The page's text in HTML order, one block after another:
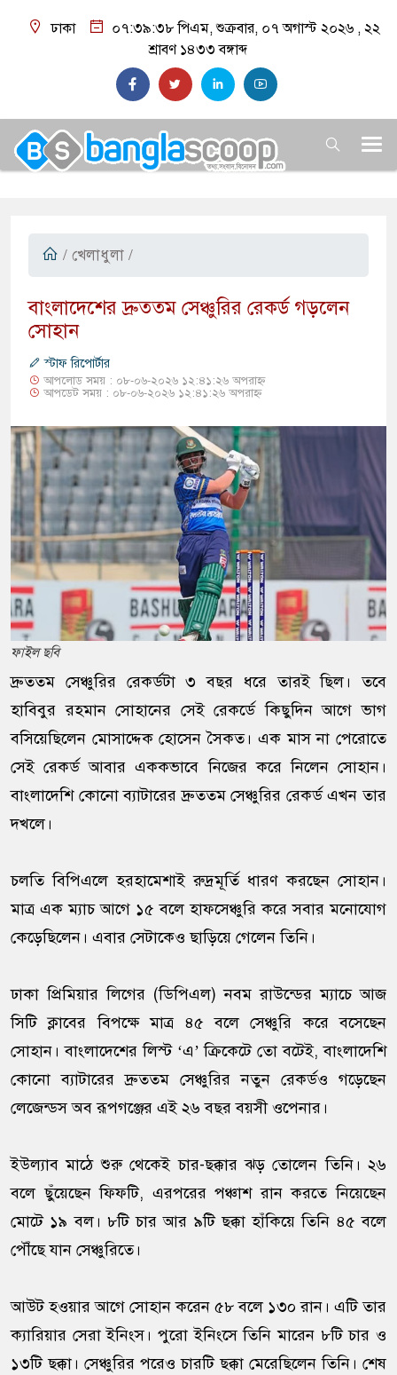
ঢাকা ০৭:৩৯:৩৯ পিএম, শুক্রবার, ০৭ অগাস্ট ২০২৬ , ২২
শ্রাবণ ১৪৩৩ বঙ্গাব্দ
/ খেলাধুলা /
বাংলাদেশের দ্রুততম সেঞ্চুরির রেকর্ড গড়লেন
সোহান
স্টাফ রিপোর্টার
আপলোড সময় : ০৮-০৬-২০২৬ ১২:৪১:২৬ অপরাহ্ন
আপডেট সময় : ০৮-০৬-২০২৬ ১২:৪১:২৬ অপরাহ্ন
ফাইল ছবি
দ্রুততম সেঞ্চুরির রেকর্ডটা ৩ বছর ধরে তারই ছিল। তবে
হাবিবুর রহমান সোহানের সেই রেকর্ডে কিছুদিন আগে ভাগ
বসিয়েছিলেন মোসাদ্দেক হোসেন সৈকত। এক মাস না পেরোতে
সেই রেকর্ড আবার এককভাবে নিজের করে নিলেন সোহান।
বাংলাদেশি কোনো ব্যাটারের দ্রুততম সেঞ্চুরির রেকর্ড এখন তার
দখলে।
চলতি বিপিএলে হরহামেশাই রুদ্রমূর্তি ধারণ করছেন সোহান।
মাত্র এক ম্যাচ আগে ১৫ বলে হাফসেঞ্চুরি করে সবার মনোযোগ
কেড়েছিলেন। এবার সেটাকেও ছাড়িয়ে গেলেন তিনি।
ঢাকা প্রিমিয়ার লিগের (ডিপিএল) নবম রাউন্ডের ম্যাচে আজ
সিটি ক্লাবের বিপক্ষে মাত্র ৪৫ বলে সেঞ্চুরি করে বসেছেন
সোহান। বাংলাদেশের লিস্ট ‘এ’ ক্রিকেটে তো বটেই, বাংলাদেশি
কোনো ব্যাটারের দ্রুততম সেঞ্চুরির নতুন রেকর্ডও গড়েছেন
লেজেন্ডস অব রূপগঞ্জের এই ২৬ বছর বয়সী ওপেনার।
ইউল্যাব মাঠে শুরু থেকেই চার-ছক্কার ঝড় তোলেন তিনি। ২৬
বলে ছুঁয়েছেন ফিফটি, এরপরের পঞ্চাশ রান করতে নিয়েছেন
মোটে ১৯ বল। ৮টি চার আর ৯টি ছক্কা হাঁকিয়ে তিনি ৪৫ বলে
পৌঁছে যান সেঞ্চুরিতে।
আউট হওয়ার আগে সোহান করেন ৫৮ বলে ১৩০ রান। এটি তার
ক্যারিয়ার সেরা ইনিংস। পুরো ইনিংসে তিনি মারেন ৮টি চার ও
১৩টি ছক্কা। সেঞ্চুরির পরেও চারটি ছক্কা মেরেছিলেন তিনি। শেষ